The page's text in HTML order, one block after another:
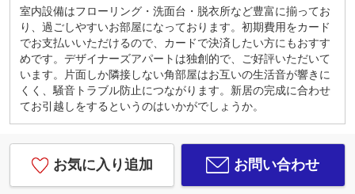
室内設備はフローリング・洗面台・脱衣所など豊富に揃ってお
り、過ごしやすいお部屋になっております。初期費用をカード
でお支払いいただけるので、カードで決済したい方にもおすす
めです。デザイナーズアパートは独創的で、ご好評いただいて
います。片面しか隣接しない角部屋はお互いの生活音が響きに
くく、騒音トラブル防止につながります。新居の完成に合わせ
てお引越しをするというのはいかがでしょうか。
お気に入り追加 お問い合わせ